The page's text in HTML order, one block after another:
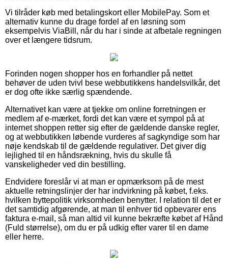
Vi tilråder køb med betalingskort eller MobilePay. Som et
alternativ kunne du drage fordel af en løsning som
eksempelvis ViaBill, når du har i sinde at afbetale regningen
over et længere tidsrum.
Forinden nogen shopper hos en forhandler på nettet
behøver de uden tvivl bese webbutikkens handelsvilkår, det
er dog ofte ikke særlig spændende.
Alternativet kan være at tjekke om online forretningen er
medlem af e-mærket, fordi det kan være et sympol på at
internet shoppen retter sig efter de gældende danske regler,
og at webbutikken løbende vurderes af sagkyndige som har
nøje kendskab til de gældende regulativer. Det giver dig
lejlighed til en håndsrækning, hvis du skulle få
vanskeligheder ved din bestilling.
Endvidere foreslår vi at man er opmærksom på de mest
aktuelle retningslinjer der har indvirkning på købet, f.eks.
hvilken byttepolitik virksomheden benytter. I relation til det er
det samtidig afgørende, at man til enhver tid opbevarer ens
faktura e-mail, så man altid vil kunne bekræfte købet af Hånd
(Fuld størrelse), om du er på udkig efter varer til en dame
eller herre.